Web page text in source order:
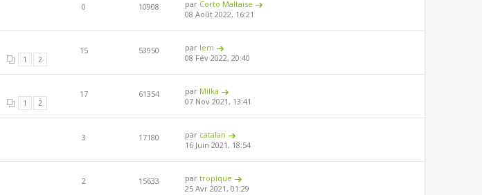
0 10908 par Corto Maltaise
08 Août 2022, 16:21
1 2
15 53950 par lem
08 Fév 2022, 20:40
1 2
17 61354 par Milka
07 Nov 2021, 13:41
3 17180 par catalan
16 Juin 2021, 18:54
2 15633 partropique
25 Avr 2021, 01:29